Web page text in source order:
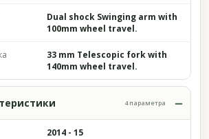
Dual shock Swinging arm with
100mm wheel travel.
33 mm Telescopic fork with
140mm wheel travel.
4 параметра
2014 - 15